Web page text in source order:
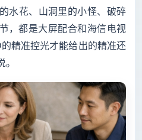
水花、山洞里的小怪、破碎
，都是大屏配合和海信电视
精准控光才能给出的精准还